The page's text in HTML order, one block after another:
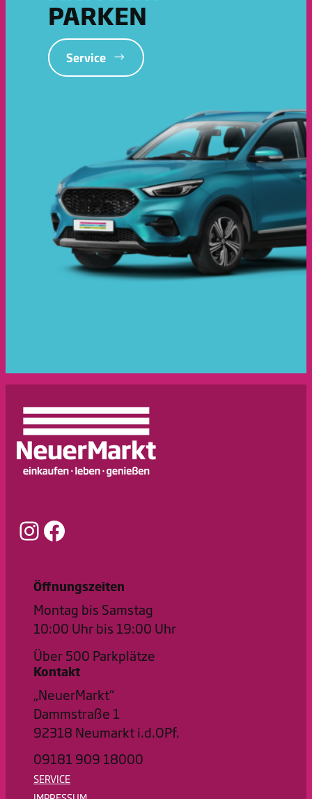
PARKEN
Service
InstagramFacebook
Öffnungszeiten
Montag bis Samstag
10:00 Uhr bis 19:00 Uhr
Über 500 Parkplätze
Kontakt
„NeuerMarkt“
Dammstraße 1
92318 Neumarkt i.d.OPf.
09181 909 18000
SERVICE